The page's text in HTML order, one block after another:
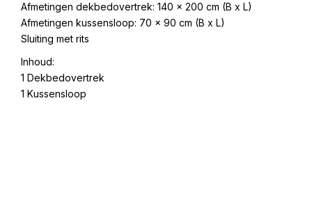
Afmetingen dekbedovertrek: 140 x 200 cm (B x L)
Afmetingen kussensloop: 70 x 90 cm (B x L)
Sluiting met rits
Inhoud:
1 Dekbedovertrek
1 Kussensloop